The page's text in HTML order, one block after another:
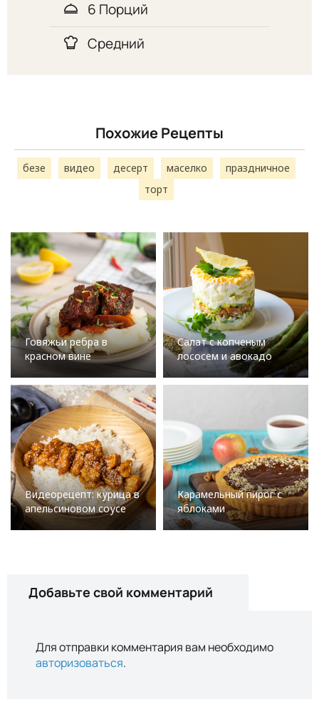
6 Порций
Средний
Похожие Рецепты
безе видео десерт маселко
праздничное
торт
Говяжьи ребра в
красном вине
Салат с копченым
лососем и авокадо
Видеорецепт: курица в
апельсиновом соусе
Карамельный пирог с
яблоками
Добавьте свой комментарий
Для отправки комментария вам необходимо
авторизоваться.